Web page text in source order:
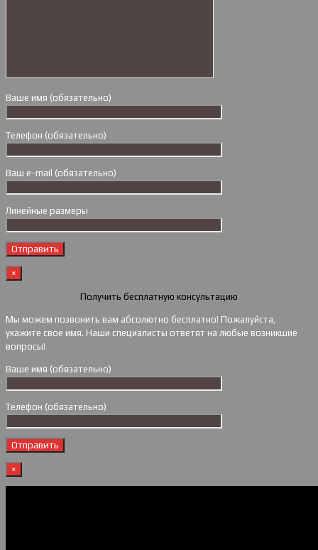
Ваше имя (обязательно)
Телефон (обязательно)
Ваш e-mail (обязательно)
Линейные размеры
×
Получить бесплатную консультацию
Мы можем позвонить вам абсолютно бесплатно! Пожалуйста,
укажите свое имя. Наши специалисты ответят на любые возникшие
вопросы!
Ваше имя (обязательно)
Телефон (обязательно)
×